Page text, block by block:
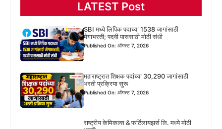
LATEST Post
SBI मध्ये लिपिक पदाच्या 1538 जागांसाठी
मेगाभरती; पदवी पाससाठी मोठी संधी
Published On: ऑगस्ट 7, 2026
महाराष्ट्रात शिक्षक पदांच्या 30,290 जागांसाठी
भरती प्रक्रिया सुरू
Published On: ऑगस्ट 7, 2026
राष्ट्रीय केमिकल्स & फर्टिलायझर्स लि. मध्ये मोठी